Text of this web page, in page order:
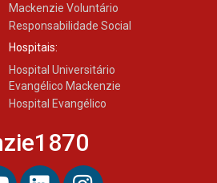
Mackenzie Voluntário
Responsabilidade Social
Hospitais:
Hospital Universitário
Evangélico Mackenzie
Hospital Evangélico